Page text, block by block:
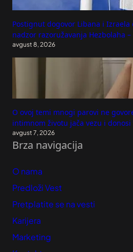
Postignut dogovor Libana i
nadzor razoružavanja Hezbolaha –
avgust 8, 2026
O ovoj temi mnogi parovi ne
intimnom životu jača vezu i
avgust 7, 2026
Brza navigacija
O nama
Predloži Vest
Pretplatite se na vesti
Karijera
Marketing